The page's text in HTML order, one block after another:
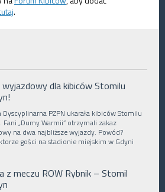
.
wyjazdowy dla kibiców Stomilu
Dyscyplinarna PZPN ukarała kibiców Stomilu
Fani „Dumy Warmii” otrzymali zakaz
na dwa najbliższe wyjazdy. Powód?
gości na stadionie miejskim w Gdyni
z meczu ROW Rybnik – Stomil